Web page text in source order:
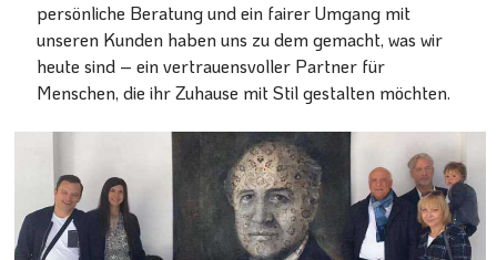
persönliche Beratung und ein fairer Umgang mit
unseren Kunden haben uns zu dem gemacht, was wir
heute sind – ein vertrauensvoller Partner für
Menschen, die ihr Zuhause mit Stil gestalten möchten.